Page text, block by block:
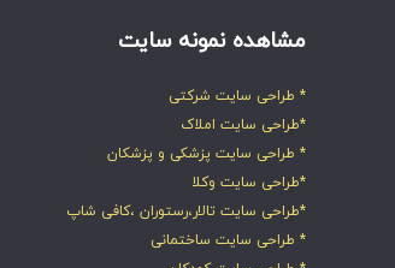
مشاهده نمونه سایت
* طراحی سایت شرکتی
*طراحی سایت املاک
* طراحی سایت پزشکی و پزشکان
*طراحی سایت وکلا
*طراحی سایت تالار،رستوران ،کافی شاپ
* طراحی سایت ساختمانی